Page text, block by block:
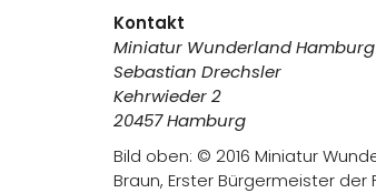
Kontakt
Miniatur Wunderland
Sebastian Drechsler
Kehrwieder 2
20457 Hamburg
Bild oben: © 2016 Miniatur
Braun, Erster Bürgermeister